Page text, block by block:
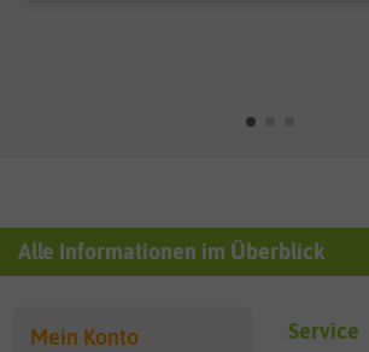
Alle Informationen im Überblick
Mein Konto Service